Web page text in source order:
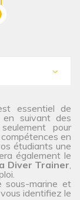
essentiel de
en suivant des
pour
en
étudiants une
également le
Diver Trainer,
sous-marine et
identifiez le